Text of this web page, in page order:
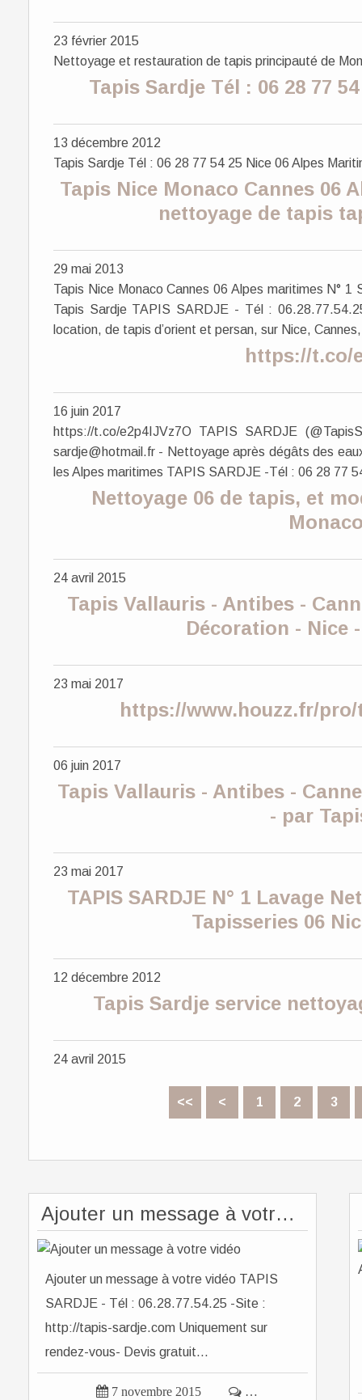
23 février 2015
Nettoyage et restauration de tapis principauté de
Tapis Sardje Tél : 06 28 77
13 décembre 2012
Tapis Sardje Tél : 06 28 77 54 25 Nice 06 Alpes
Tapis Nice Monaco Cannes 06
nettoyage de tapis
29 mai 2013
Tapis Nice Monaco Cannes 06 Alpes maritimes N°
Tapis Sardje TAPIS SARDJE - Tél :
location, de tapis d’orient et persan, sur Nice,
https://t.co/
16 juin 2017
https://t.co/e2p4IJVz7O TAPIS SARDJE
sardje@hotmail.fr - Nettoyage après dégâts des
les Alpes maritimes TAPIS SARDJE -Tél : 06 28 77
Nettoyage 06 de tapis, et
24 avril 2015
Tapis Vallauris - Antibes -
Décoration - Nice
23 mai 2017
https://www.houzz.fr/
06 juin 2017
Tapis Vallauris - Antibes -
- par
23 mai 2017
TAPIS SARDJE N° 1 Lavage
Tapisseries 06
12 décembre 2012
Tapis Sardje service
24 avril 2015
<< < 1 2 3
Ajouter un message à votre vidéo
Ajouter un message à votre vidéo TAPIS
SARDJE - Tél : 06.28.77.54.25 -Site :
http://tapis-sardje.com Uniquement sur
rendez-vous- Devis gratuit...
 7 novembre 2015  …